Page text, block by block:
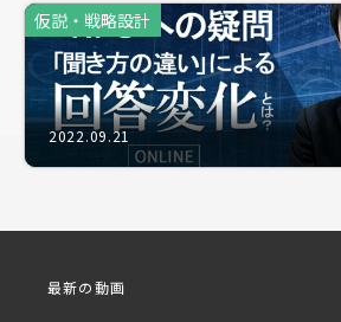
調査前において仮説が弱い・脆い
地点がぼやけ、データが散在して
リサーチによる、データの取り直
ません。
一方、論理的かつ根拠を持って仮
発へバッチリ活かすことができます
仮説・戦略設計
2022.09.21
最新の動画